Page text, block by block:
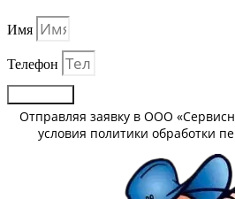
Имя
Телефон
Отправляя заявку в ООО
условия политики обработки